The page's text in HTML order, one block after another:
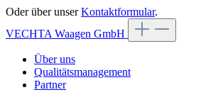
Oder über unserKontaktformular.
VECHTA Waagen GmbH
Über uns
Qualitätsmanagement
Partner